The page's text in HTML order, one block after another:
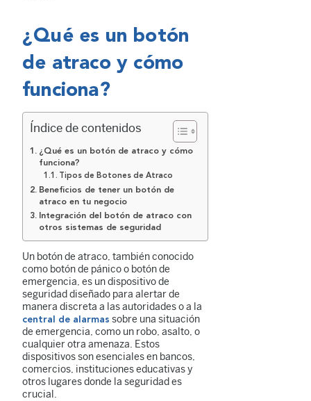
¿Qué es un botón
de atraco y cómo
funciona?
Índice de contenidos
¿Qué es un botón de atraco y cómo
funciona?
Tipos de Botones de Atraco
Beneﬁcios de tener un botón de
atraco en tu negocio
Integración del botón de atraco con
otros sistemas de seguridad
Un botón de atraco, también conocido
como botón de pánico o botón de
emergencia, es un dispositivo de
seguridad diseñado para alertar de
manera discreta a las autoridades o a la
central de alarmas sobre una situación
de emergencia, como un robo, asalto, o
cualquier otra amenaza. Estos
dispositivos son esenciales en bancos,
comercios, instituciones educativas y
otros lugares donde la seguridad es
crucial.